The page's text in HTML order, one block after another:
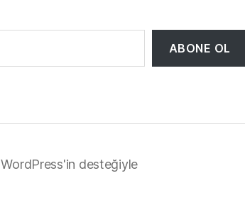
ABONE OL
WordPress'in desteğiyle